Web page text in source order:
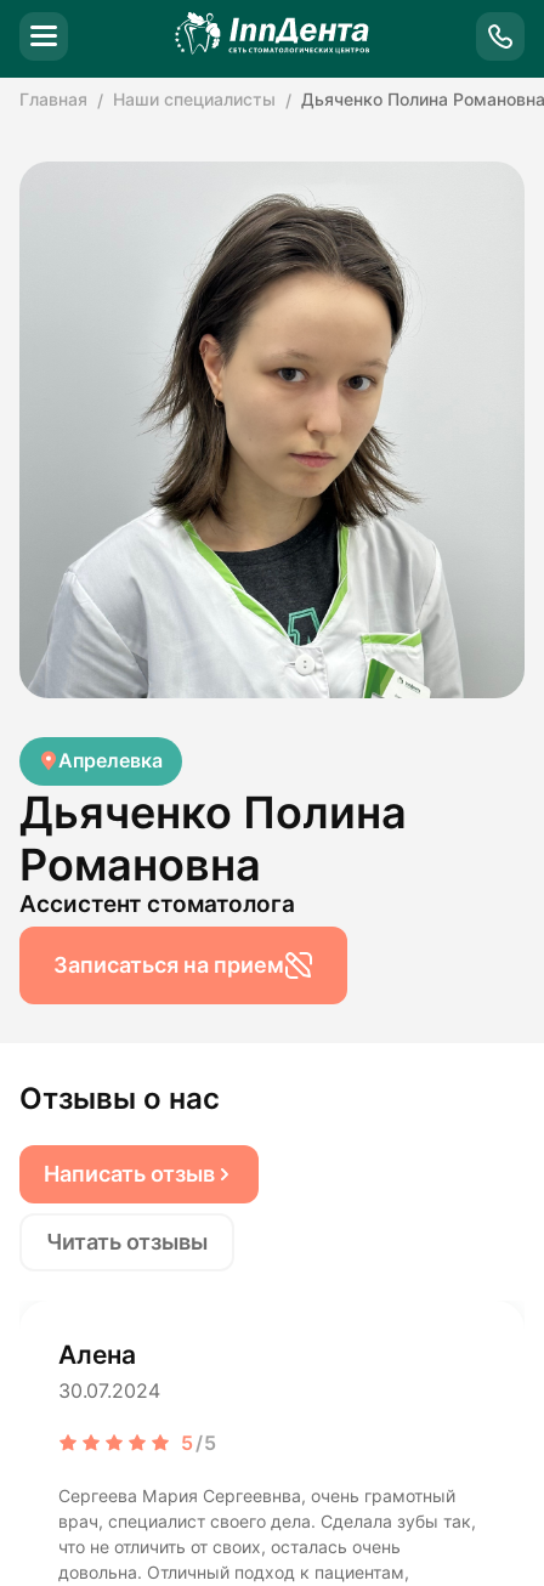
Главная Наши специалисты Дьяченко Полина Романовна
Апрелевка
Дьяченко Полина
Романовна
Ассистент стоматолога
Записаться на прием
Отзывы о нас
Написать отзыв
Читать отзывы
Алена
30.07.2024
5/5
Сергеева Мария Сергеевнва, очень грамотный
врач, специалист своего дела. Сделала зубы так,
что не отличить от своих, осталась очень
довольна. Отличный подход к пациентам,